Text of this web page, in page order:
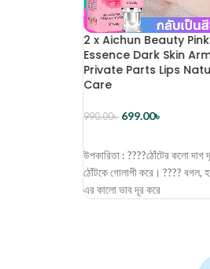
2 x Aichun Beauty Pink
Essence Dark Skin
Private Parts Lips
Care
990.00৳ 699.00৳
উপকারিতা : ????ঠোঁটের কলো দাগ
ঠোঁটকে গোলাপী করে। ???? বগল,
এর কালো ভাব দূর করে